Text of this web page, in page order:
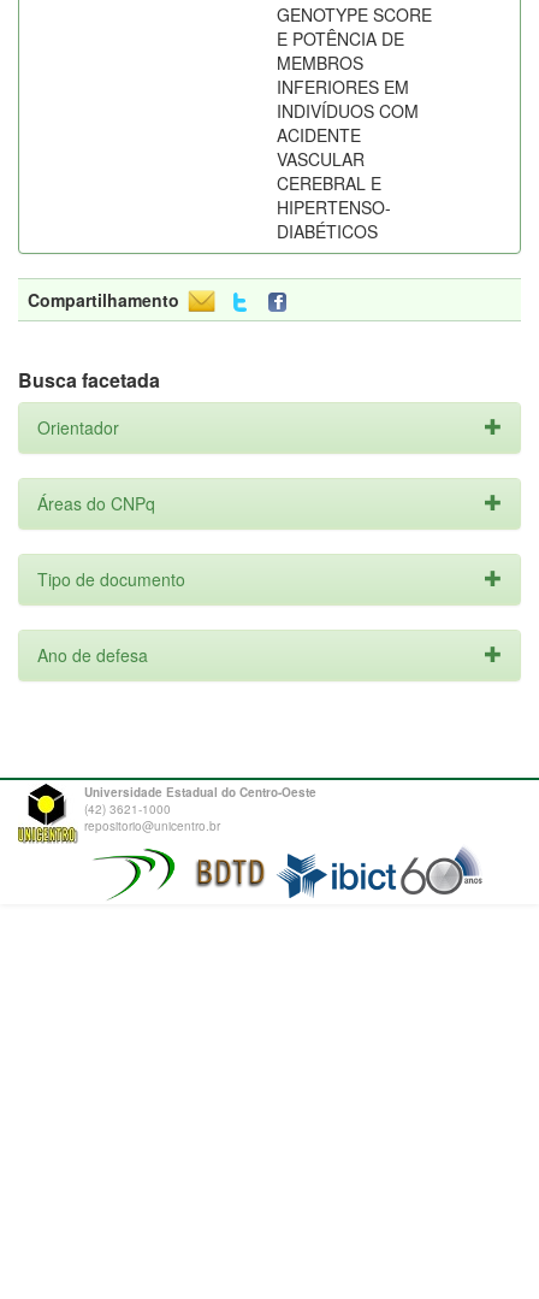
GENOTYPE SCORE
E POTÊNCIA DE
MEMBROS
INFERIORES EM
INDIVÍDUOS COM
ACIDENTE
VASCULAR
CEREBRAL E
HIPERTENSO-
DIABÉTICOS
Compartilhamento
Busca facetada
Orientador
Áreas do CNPq
Tipo de documento
Ano de defesa
Universidade Estadual do Centro-Oeste
(42) 3621-1000
repositorio@unicentro.br